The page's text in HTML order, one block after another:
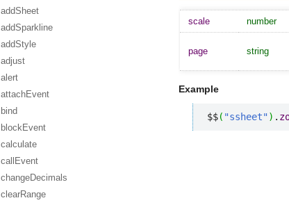
addSheet
addSparkline
addStyle
adjust
alert
attachEvent
bind
blockEvent
calculate
callEvent
changeDecimals
clearRange
scale number
page string
Example
$$( "ssheet") .